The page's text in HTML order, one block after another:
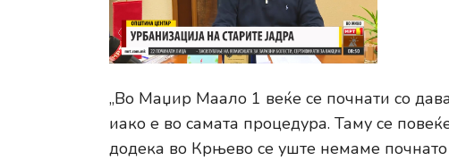
„Во Маџир Маало 1 веќе се почнати со
иако е во самата процедура. Таму се
додека во Крњево се уште немаме